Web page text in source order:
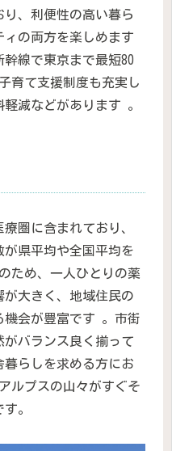
、利便性の高い暮ら
ィの両方を楽しめます
線で東京まで最短80
育て支援制度も充実し
減などがあります 。
圏に含まれており、
が県平均や全国平均を
ため、一人ひとりの薬
大きく、地域住民の
機会が豊富です 。市街
バランス良く揃って
暮らしを求める方にお
ルプスの山々がすぐそ
。